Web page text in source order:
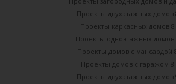
Проекты двухэтажных домов
Проекты каркасных домов 8
Проекты одноэтажных домов
Проекты домов с мансардой
Проекты домов с гаражом 8
Проекты двухэтажных домов